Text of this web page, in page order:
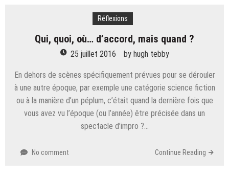
Entretien avec un improvisateur – 44 – Paola
Entretien avec un improvisateur – 43 – Frédéric
Entretien avec un improvisateur – 41 – Mathieu
Lepage
Entretien avec un improvisateur – 40 – Cédric
Fernandez
Entretien avec un improvisateur – 49 – Olivier
Réflexions
Qui, quoi, où… d’accord, mais quand ?
25 juillet 2016 by hugh tebby
En dehors de scènes spécifiquement prévues pour se dérouler
à une autre époque, par exemple une catégorie science fiction
ou à la manière d’un péplum, c’était quand la dernière fois que
vous avez vu l’époque (ou l’année) être précisée dans un
spectacle d’impro ?…
No comment Continue Reading